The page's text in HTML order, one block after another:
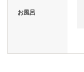
お風呂